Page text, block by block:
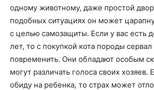
одному животному, даже простой
подобных ситуациях он может
с целью самозащиты. Если у вас есть
лет, то с покупкой кота породы
повременить. Они обладают особым
могут различать голоса своих хозяев.
обиду на ребенка, то страх может